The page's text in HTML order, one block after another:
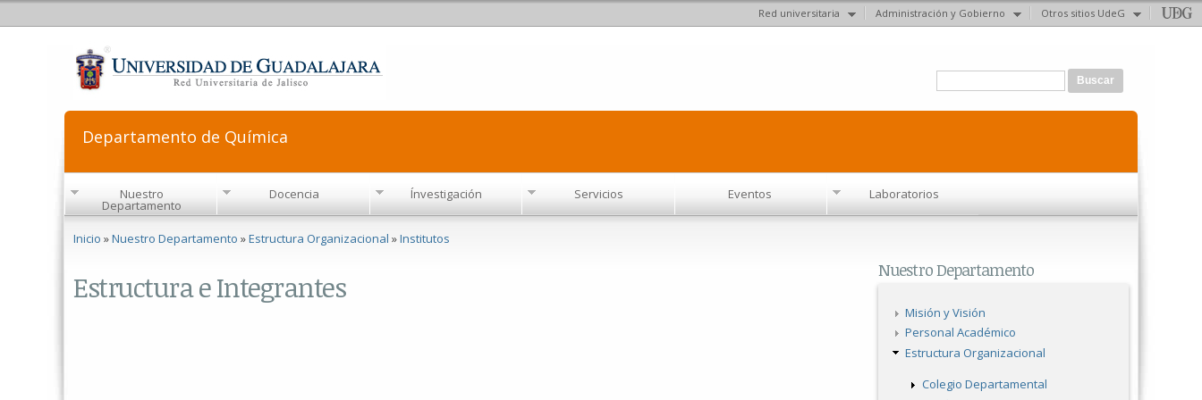
Red universitaria Administración y Gobierno Otros sitios UdeG
Formulario de búsqueda
Departamento de Química
Nuestro
Departamento
Docencia Ínvestigación Servicios Eventos Laboratorios
Inicio »Nuestro Departamento »Estructura Organizacional »Institutos
Estructura e Integrantes Nuestro Departamento
Misión y Visión
Personal Académico
Estructura Organizacional
Colegio Departamental